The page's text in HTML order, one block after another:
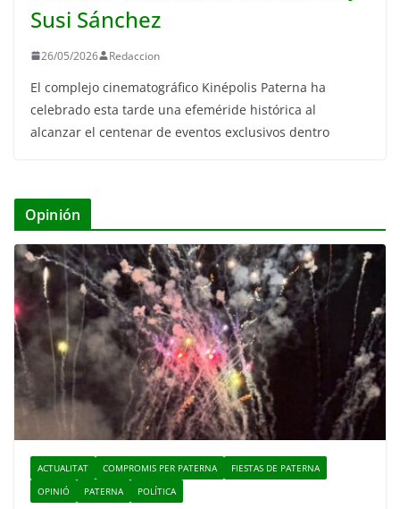
Susi Sánchez
26/05/2026 Redaccion
El complejo cinematográfico Kinépolis Paterna ha
celebrado esta tarde una efeméride histórica al
alcanzar el centenar de eventos exclusivos dentro
Opinión
ACTUALITAT COMPROMIS PER PATERNA
FIESTAS DE PATERNA
OPINIÓ
PATERNA POLÍTICA